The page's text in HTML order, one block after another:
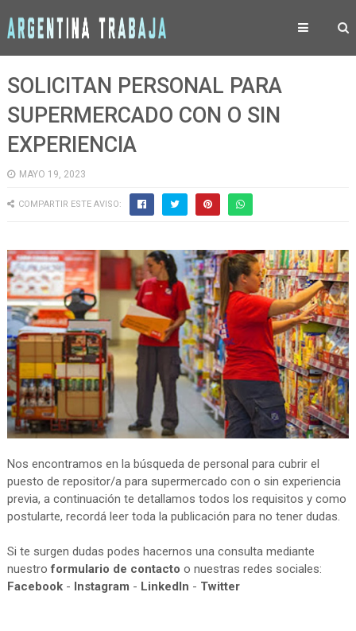
SOLICITAN PERSONAL PARA
SUPERMERCADO CON O SIN
EXPERIENCIA
MAYO 19, 2023
COMPARTIR ESTE AVISO:
Nos encontramos en la búsqueda de personal para cubrir el
puesto de repositor/a para supermercado con o sin experiencia
previa, a continuación te detallamos todos los requisitos y como
postularte, recordá leer toda la publicación para no tener dudas.
Si te surgen dudas podes hacernos una consulta mediante
nuestroformulario de contacto o nuestras redes sociales:
Facebook- Instagram - LinkedIn - Twitter